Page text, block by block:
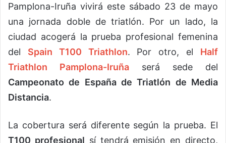
Pamplona-Iruña vivirá este sábado 23 de mayo
una jornada doble de triatlón. Por un lado, la
ciudad acogerá la prueba profesional femenina
del Spain T100 Triathlon. Por otro, el Half
Triathlon Pamplona-Iruña será sede del
Campeonato de España de Triatlón de Media
Distancia.
La cobertura será diferente según la prueba. El
T100 profesional sí tendrá emisión en directo,